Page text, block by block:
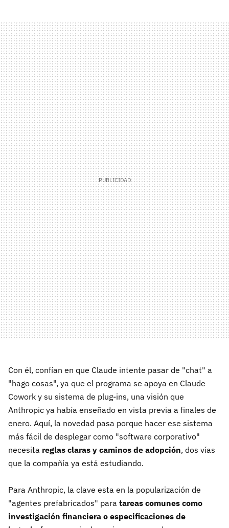
Con él, confían en que Claude intente pasar de "chat" a
"hago cosas", ya que el programa se apoya en Claude
Cowork y su sistema de plug-ins, una visión que
Anthropic ya había enseñado en vista previa a finales de
enero. Aquí, la novedad pasa porque hacer ese sistema
más fácil de desplegar como "software corporativo"
necesita reglas claras y caminos de adopción, dos vías
que la compañía ya está estudiando.
Para Anthropic, la clave esta en la popularización de
"agentes prefabricados" para tareas comunes como
investigación financiera o especificaciones de